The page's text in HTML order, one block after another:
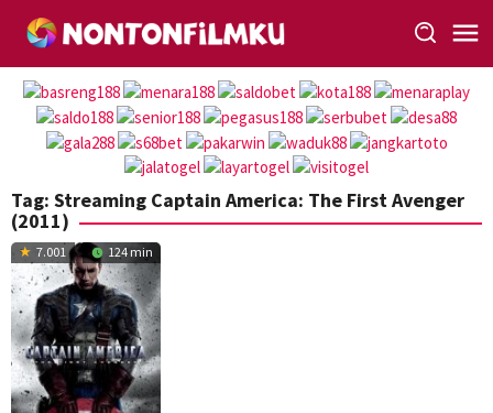
Tag: Streaming Captain America: The First Avenger
(2011)
7.001 124 min